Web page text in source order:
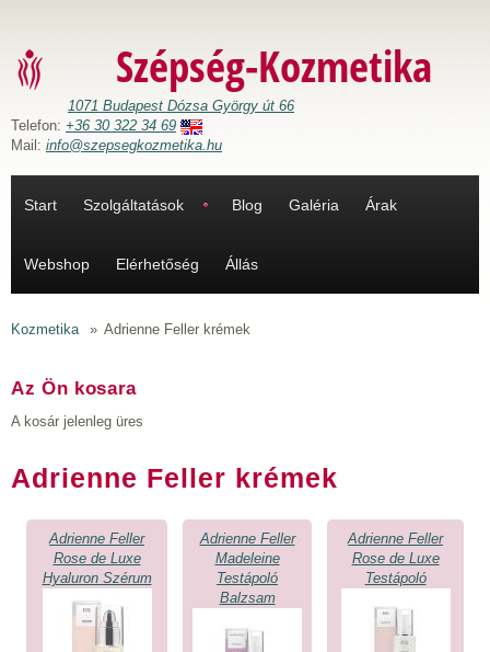
Szépség-Kozmetika
1071 Budapest Dózsa György út 66
Telefon: +36 30 322 34 69
Mail: info@szepsegkozmetika.hu
Start Szolgáltatások Blog Galéria Árak
Webshop Elérhetőség Állás
Kozmetika » Adrienne Feller krémek
Az Ön kosara
A kosár jelenleg üres
Adrienne Feller krémek
Adrienne Feller
Rose de Luxe
Hyaluron Szérum
Adrienne Feller
Madeleine
Testápoló
Balzsam
Adrienne Feller
Rose de Luxe
Testápoló